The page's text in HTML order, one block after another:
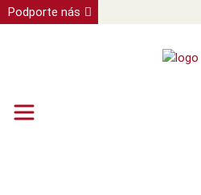
Podporte nás